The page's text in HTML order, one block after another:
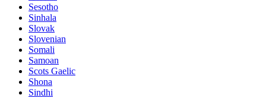
Sesotho
Sinhala
Slovak
Slovenian
Somali
Samoan
Scots Gaelic
Shona
Sindhi